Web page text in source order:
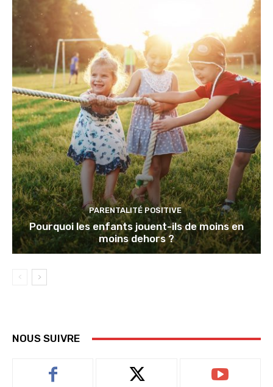
PARENTALITÉ POSITIVE
Pourquoi les enfants jouent-ils de moins en
moins dehors ?
NOUS SUIVRE